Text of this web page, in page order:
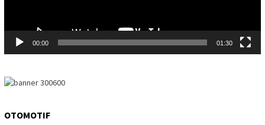
00:00 01:30
OTOMOTIF